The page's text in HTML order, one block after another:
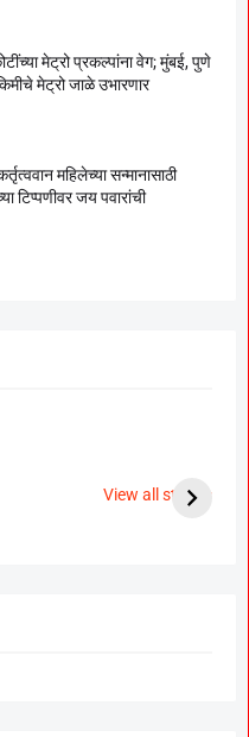
मेट्रो प्रकल्पांना वेग; मुंबई, पुणे
मेट्रो जाळे उभारणार
महिलेच्या सन्मानासाठी
टिप्पणीवर जय पवारांची
View all stories